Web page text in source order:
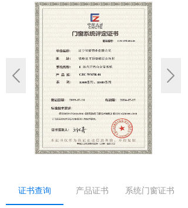
证书查询 产品证书 系统门窗证书